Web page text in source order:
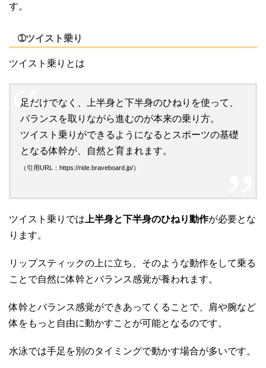
す。
➀ツイスト乗り
ツイスト乗りとは
足だけでなく、上半身と下半身のひねりを使って、
バランスを取りながら進むのが本来の乗り方。
ツイスト乗りができるようになるとスポーツの基礎
となる体幹が、自然と育まれます。
（引用URL：https://ride.braveboard.jp/）
ツイスト乗りでは 上半身と下半身のひねり動作が必要とな
ります。
リップスティックの上に立ち、そのような動作をして乗る
ことで自然に体幹とバランス感覚が養われます。
体幹とバランス感覚ができあってくることで、肩や腕など
体をもっと自由に動かすことが可能となるのです。
水泳では手足を別のタイミングで動かす場合が多いです。